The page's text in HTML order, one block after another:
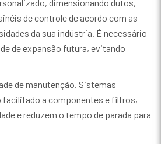
dimensionando dutos,
de controle de acordo com as
da sua indústria. É necessário
de expansão futura, evitando
de manutenção. Sistemas
facilitado a componentes e filtros,
e reduzem o tempo de parada para